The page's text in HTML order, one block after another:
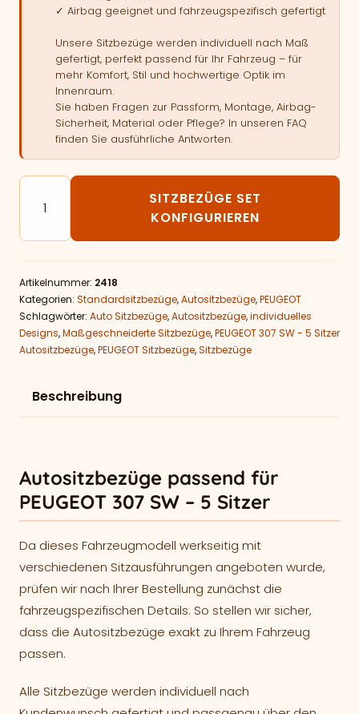
✓ Airbag geeignet und fahrzeugspezifisch gefertigt
Unsere Sitzbezüge werden individuell nach Maß
gefertigt, perfekt passend für Ihr Fahrzeug – für
mehr Komfort, Stil und hochwertige Optik im
Innenraum.
Sie haben Fragen zur Passform, Montage, Airbag-
Sicherheit, Material oder Pflege? In unseren FAQ
finden Sie ausführliche Antworten.
Autositzbezüge passend für PEUGEOT 307 SW - 5
SITZBEZÜGE SET
KONFIGURIEREN
Artikelnummer: 2418
Kategorien: Standardsitzbezüge,Autositzbezüge,PEUGEOT
Schlagwörter: Auto Sitzbezüge,Autositzbezüge,individuelles
Designs,Maßgeschneiderte Sitzbezüge,PEUGEOT 307 SW - 5 Sitzer
Autositzbezüge,PEUGEOT Sitzbezüge,Sitzbezüge
Beschreibung
Autositzbezüge passend für
PEUGEOT 307 SW – 5 Sitzer
Da dieses Fahrzeugmodell werkseitig mit
verschiedenen Sitzausführungen angeboten wurde,
prüfen wir nach Ihrer Bestellung zunächst die
fahrzeugspezifischen Details. So stellen wir sicher,
dass die Autositzbezüge exakt zu Ihrem Fahrzeug
passen.
Alle Sitzbezüge werden individuell nach